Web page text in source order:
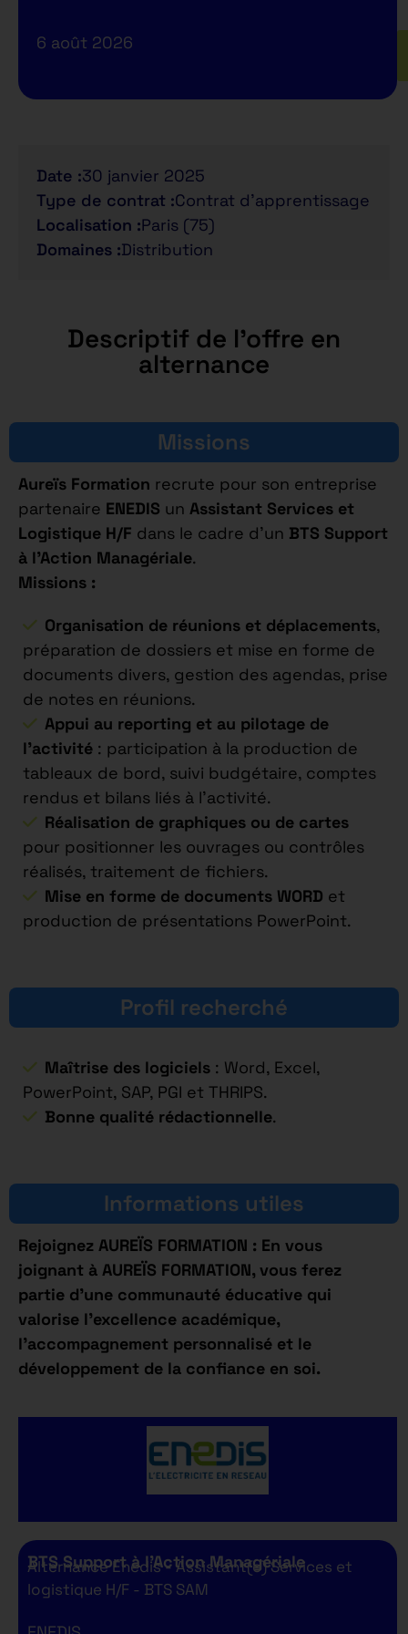
6 août 2026
Date :30 janvier 2025
Type de contrat :Contrat d'apprentissage
Localisation :Paris (75)
Domaines :Distribution
Descriptif de l'offre en
alternance
Missions
Aureïs Formation recrute pour son entreprise
partenaire ENEDIS un Assistant Services et
Logistique H/F dans le cadre d’un BTS Support
à l’Action Managériale.
Missions :
Organisation de réunions et déplacements,
préparation de dossiers et mise en forme de
documents divers, gestion des agendas, prise
de notes en réunions.
Appui au reporting et au pilotage de
l’activité : participation à la production de
tableaux de bord, suivi budgétaire, comptes
rendus et bilans liés à l’activité.
Réalisation de graphiques ou de cartes
pour positionner les ouvrages ou contrôles
réalisés, traitement de fichiers.
Mise en forme de documents WORD et
production de présentations PowerPoint.
Profil recherché
Maîtrise des logiciels : Word, Excel,
PowerPoint, SAP, PGI et THRIPS.
Bonne qualité rédactionnelle.
Informations utiles
Rejoignez AUREÏS FORMATION : En vous
joignant à AUREÏS FORMATION, vous ferez
partie d’une communauté éducative qui
valorise l’excellence académique,
l’accompagnement personnalisé et le
développement de la confiance en soi.
BTS Support à l’Action Managériale
Alternance Enedis - Assistant(e) Services et
logistique H/F - BTS SAM